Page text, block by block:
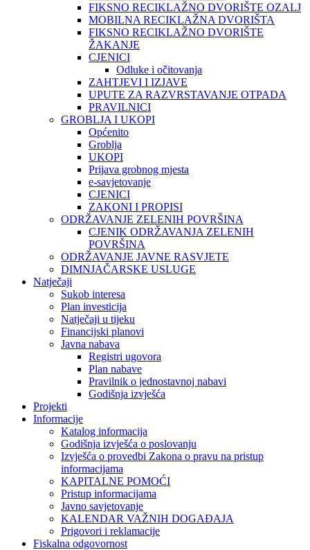
FIKSNO RECIKLAŽNO DVORIŠTE OZALJ
MOBILNA RECIKLAŽNA DVORIŠTA
FIKSNO RECIKLAŽNO DVORIŠTE
ŽAKANJE
CJENICI
Odluke i očitovanja
ZAHTJEVI I IZJAVE
UPUTE ZA RAZVRSTAVANJE OTPADA
PRAVILNICI
GROBLJA I UKOPI
Općenito
Groblja
UKOPI
Prijava grobnog mjesta
e-savjetovanje
CJENICI
ZAKONI I PROPISI
ODRŽAVANJE ZELENIH POVRŠINA
CJENIK ODRŽAVANJA ZELENIH
POVRŠINA
ODRŽAVANJE JAVNE RASVJETE
DIMNJAČARSKE USLUGE
Natječaji
Sukob interesa
Plan investicija
Natječaji u tijeku
Financijski planovi
Javna nabava
Registri ugovora
Plan nabave
Pravilnik o jednostavnoj nabavi
Godišnja izvješća
Projekti
Informacije
Katalog informacija
Godišnja izvješća o poslovanju
Izvješća o provedbi Zakona o pravu na pristup
informacijama
KAPITALNE POMOĆI
Pristup informacijama
Javno savjetovanje
KALENDAR VAŽNIH DOGAĐAJA
Prigovori i reklamacije
Fiskalna odgovornost